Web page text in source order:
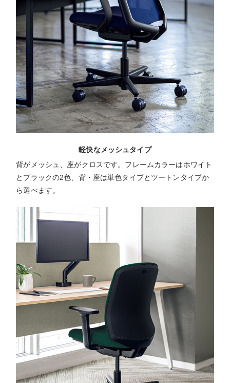
軽快なメッシュタイプ
背がメッシュ、座がクロスです。フレームカラーはホワイト
とブラックの2色、背・座は単色タイプとツートンタイプか
ら選べます。